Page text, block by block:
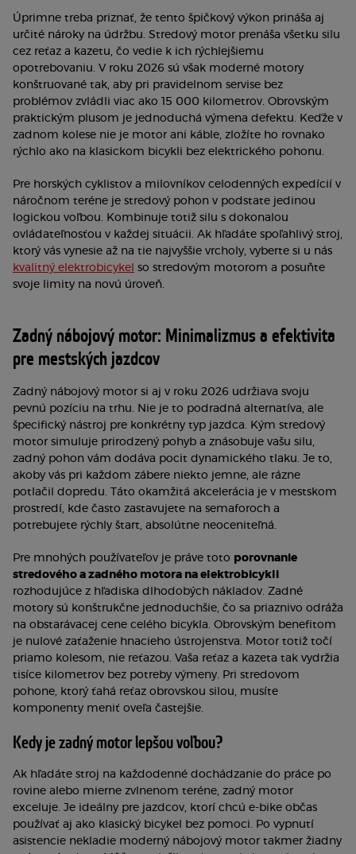
Úprimne treba priznať, že tento špičkový výkon prináša aj
určité nároky na údržbu. Stredový motor prenáša všetku silu
cez reťaz a kazetu, čo vedie k ich rýchlejšiemu
opotrebovaniu. V roku 2026 sú však moderné motory
konštruované tak, aby pri pravidelnom servise bez
problémov zvládli viac ako 15 000 kilometrov. Obrovským
praktickým plusom je jednoduchá výmena defektu. Keďže v
zadnom kolese nie je motor ani káble, zložíte ho rovnako
rýchlo ako na klasickom bicykli bez elektrického pohonu.
Pre horských cyklistov a milovníkov celodenných expedícií v
náročnom teréne je stredový pohon v podstate jedinou
logickou voľbou. Kombinuje totiž silu s dokonalou
ovládateľnosťou v každej situácii. Ak hľadáte spoľahlivý stroj,
ktorý vás vynesie až na tie najvyššie vrcholy, vyberte si u nás
kvalitný elektrobicykel so stredovým motorom a posuňte
svoje limity na novú úroveň.
Zadný nábojový motor: Minimalizmus a efektivita
pre mestských jazdcov
Zadný nábojový motor si aj v roku 2026 udržiava svoju
pevnú pozíciu na trhu. Nie je to podradná alternatíva, ale
špecifický nástroj pre konkrétny typ jazdca. Kým stredový
motor simuluje prirodzený pohyb a znásobuje vašu silu,
zadný pohon vám dodáva pocit dynamického tlaku. Je to,
akoby vás pri každom zábere niekto jemne, ale rázne
potlačil dopredu. Táto okamžitá akcelerácia je v mestskom
prostredí, kde často zastavujete na semaforoch a
potrebujete rýchly štart, absolútne neoceniteľná.
Pre mnohých používateľov je práve toto porovnanie
stredového a zadného motora na elektrobicykli
rozhodujúce z hľadiska dlhodobých nákladov. Zadné
motory sú konštrukčne jednoduchšie, čo sa priaznivo odráža
na obstarávacej cene celého bicykla. Obrovským benefitom
je nulové zaťaženie hnacieho ústrojenstva. Motor totiž točí
priamo kolesom, nie reťazou. Vaša reťaz a kazeta tak vydržia
tisíce kilometrov bez potreby výmeny. Pri stredovom
pohone, ktorý ťahá reťaz obrovskou silou, musíte
komponenty meniť oveľa častejšie.
Kedy je zadný motor lepšou voľbou?
Ak hľadáte stroj na každodenné dochádzanie do práce po
rovine alebo mierne zvlnenom teréne, zadný motor
exceluje. Je ideálny pre jazdcov, ktorí chcú e-bike občas
používať aj ako klasický bicykel bez pomoci. Po vypnutí
asistencie nekladie moderný nábojový motor takmer žiadny